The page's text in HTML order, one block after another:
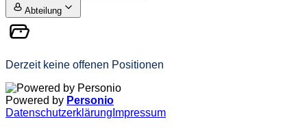
Abteilung
Derzeit keine offenen Positionen
Powered by Personio
Datenschutzerklärung Impressum